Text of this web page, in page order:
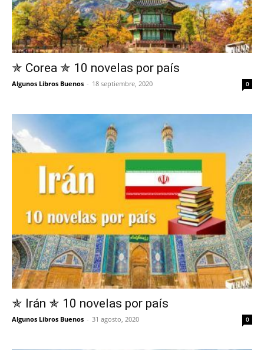
✯ Corea ✯ 10 novelas por país
Algunos Libros Buenos - 18 septiembre, 2020 0
✯ Irán ✯ 10 novelas por país
Algunos Libros Buenos - 31 agosto, 2020 0